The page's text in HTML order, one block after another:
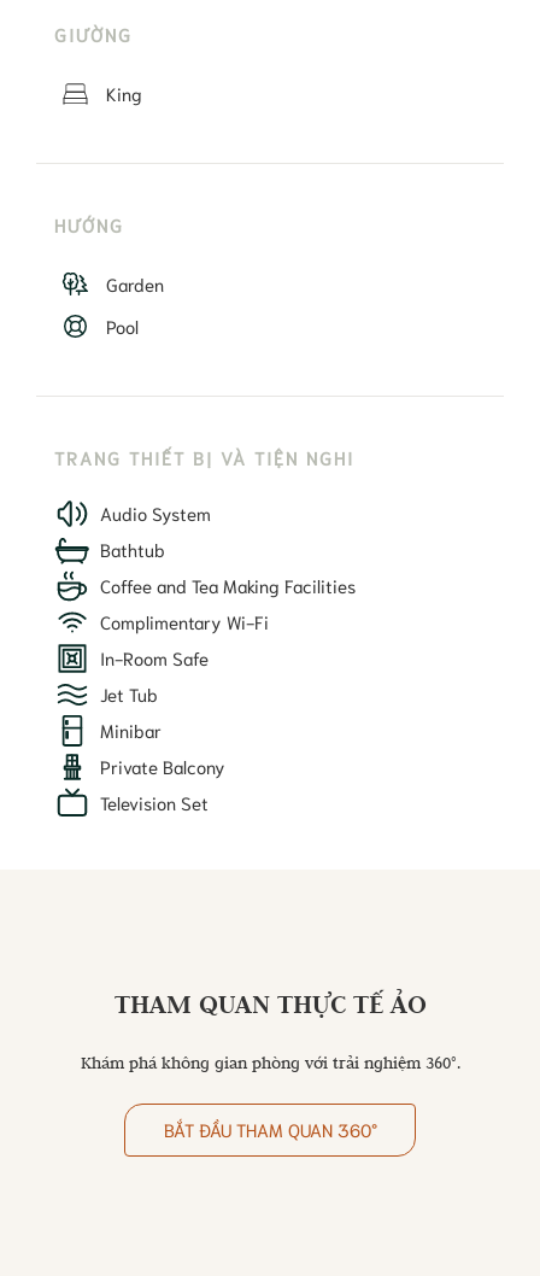
GIƯỜNG
King
HƯỚNG
Garden
Pool
TRANG THIẾT BỊ VÀ TIỆN NGHI
Audio System
Bathtub
Coffee and Tea Making Facilities
Complimentary Wi-Fi
In-Room Safe
Jet Tub
Minibar
Private Balcony
Television Set
THAM QUAN THỰC TẾ ẢO
Khám phá không gian phòng với trải nghiệm 360°.
BẮT ĐẦU THAM QUAN 360°